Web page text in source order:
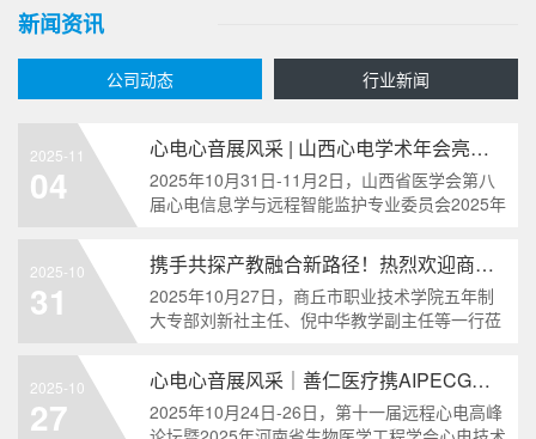
新闻资讯
公司动态 行业新闻
2025-11
04
心电心音展风采 | 山西心电学术年会亮点：善仁
2025年10月31日-11月2日，山西省医学会第八
届心电信息学与远程智能监护专业委员会2025年
在山西太原盛大召开。本次会议不仅汇聚山西乃
至
2025-10
31
携手共探产教融合新路径！热烈欢迎商丘市职业
2025年10月27日，商丘市职业技术学院五年制
大专部刘新社主任、倪中华教学副主任等一行莅
本次调研围绕深化职业教育校企合作展开，旨在
2025-10
27
心电心音展风采｜善仁医疗携AIPECG系统亮相第十
2025年10月24日-26日，第十一届远程心电高峰